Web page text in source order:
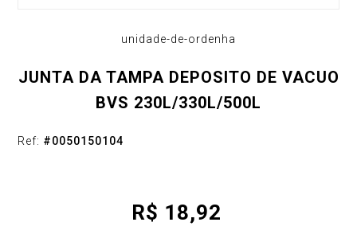
unidade-de-ordenha
JUNTA DA TAMPA DEPOSITO DE VACUO
BVS 230L/330L/500L
Ref: #0050150104
R$ 18,92